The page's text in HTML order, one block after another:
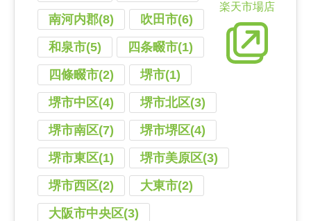
楽天市場店
南河内郡(8)
吹田市(6)
和泉市(5)
四条畷市(1)
四條畷市(2)
堺市(1)
堺市中区(4)
堺市北区(3)
堺市南区(7)
堺市堺区(4)
堺市東区(1)
堺市美原区(3)
堺市西区(2)
大東市(2)
大阪市中央区(3)